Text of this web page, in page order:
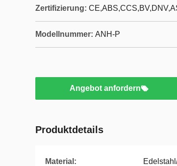
Zertifizierung:
Modellnummer: ANH-P
Angebot anfordern
Produktdetails
Material: